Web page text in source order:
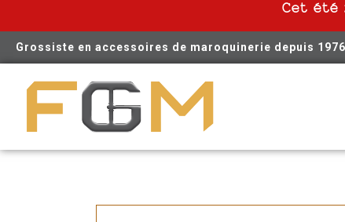
Cet été
Grossiste en accessoires de maroquinerie depuis 1976